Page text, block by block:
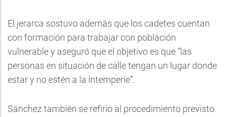
El jerarca sostuvo además que los cadetes cuentan
con formación para trabajar con población
vulnerable y aseguró que el objetivo es que “las
personas en situación de calle tengan un lugar donde
estar y no estén a la intemperie”.
Sánchez también se refirió al procedimiento previsto